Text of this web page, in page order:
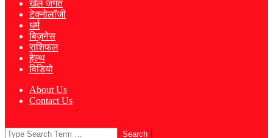
खेल जगत
टेक्नोलॉजी
धर्म
बिज़नेस
राशिफल
हेल्थ
विडियो
About Us
Contact Us
Search